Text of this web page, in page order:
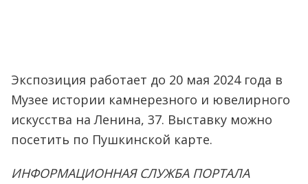
Экспозиция работает до 20 мая 2024 года в
Музее истории камнерезного и ювелирного
искусства на Ленина, 37. Выставку можно
посетить по Пушкинской карте.
ИНФОРМАЦИОННАЯ СЛУЖБА ПОРТАЛА